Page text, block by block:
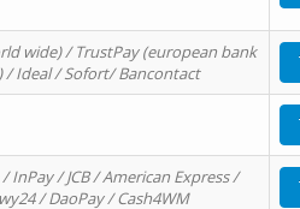
wide) / TrustPay (european bank
/ Ideal / Sofort/ Bancontact
/ JCB / American Express /
/ DaoPay / Cash4WM